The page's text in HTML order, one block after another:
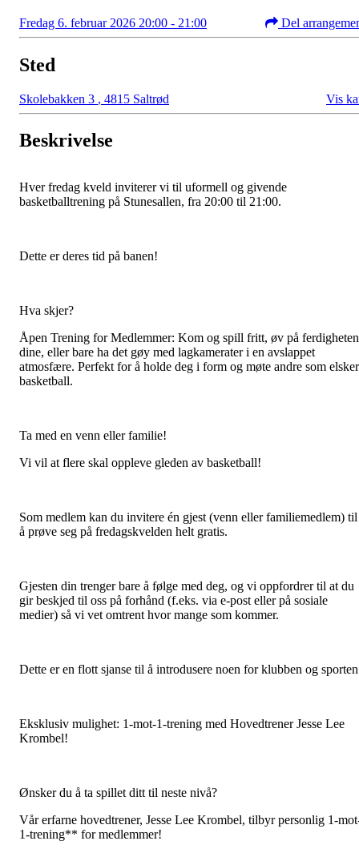
Fredag 6. februar 2026 20:00 - 21:00 Del
Sted
Skolebakken 3 , 4815 Saltrød Vis
Beskrivelse
Hver fredag kveld inviterer vi til uformell og givende
basketballtrening på Stunesallen, fra 20:00 til 21:00.
Dette er deres tid på banen!
Hva skjer?
Åpen Trening for Medlemmer: Kom og spill fritt, øv på
dine, eller bare ha det gøy med lagkamerater i en avslappet
atmosfære. Perfekt for å holde deg i form og møte andre som elsker
basketball.
Ta med en venn eller familie!
Vi vil at flere skal oppleve gleden av basketball!
Som medlem kan du invitere én gjest (venn eller familiemedlem) til
å prøve seg på fredagskvelden helt gratis.
Gjesten din trenger bare å følge med deg, og vi oppfordrer til at du
gir beskjed til oss på forhånd (f.eks. via e-post eller på sosiale
medier) så vi vet omtrent hvor mange som kommer.
Dette er en flott sjanse til å introdusere noen for klubben og
Eksklusiv mulighet: 1-mot-1-trening med Hovedtrener Jesse Lee
Krombel!
Ønsker du å ta spillet ditt til neste nivå?
Vår erfarne hovedtrener, Jesse Lee Krombel, tilbyr personlig 1-
1-trening** for medlemmer!